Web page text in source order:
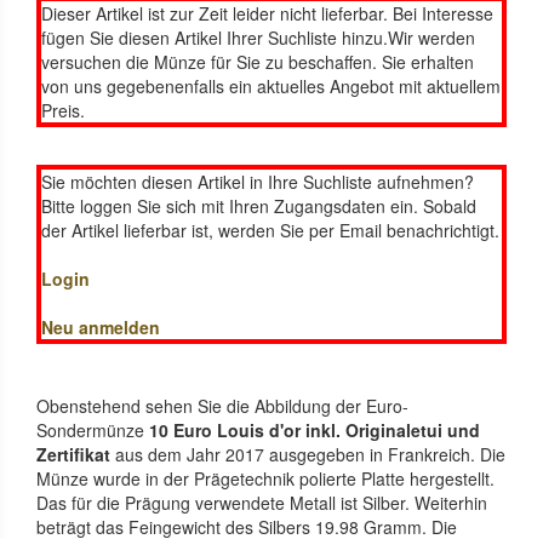
Dieser Artikel ist zur Zeit leider nicht lieferbar. Bei Interesse
fügen Sie diesen Artikel Ihrer Suchliste hinzu.Wir werden
versuchen die Münze für Sie zu beschaffen. Sie erhalten
von uns gegebenenfalls ein aktuelles Angebot mit aktuellem
Preis.
Sie möchten diesen Artikel in Ihre Suchliste aufnehmen?
Bitte loggen Sie sich mit Ihren Zugangsdaten ein. Sobald
der Artikel lieferbar ist, werden Sie per Email benachrichtigt.
Login
Neu anmelden
Obenstehend sehen Sie die Abbildung der Euro-
Sondermünze 10 Euro Louis d'or inkl. Originaletui und
Zertifikat aus dem Jahr 2017 ausgegeben in Frankreich. Die
Münze wurde in der Prägetechnik polierte Platte hergestellt.
Das für die Prägung verwendete Metall ist Silber. Weiterhin
beträgt das Feingewicht des Silbers 19.98 Gramm. Die